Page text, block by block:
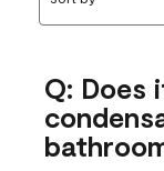
Q: Does